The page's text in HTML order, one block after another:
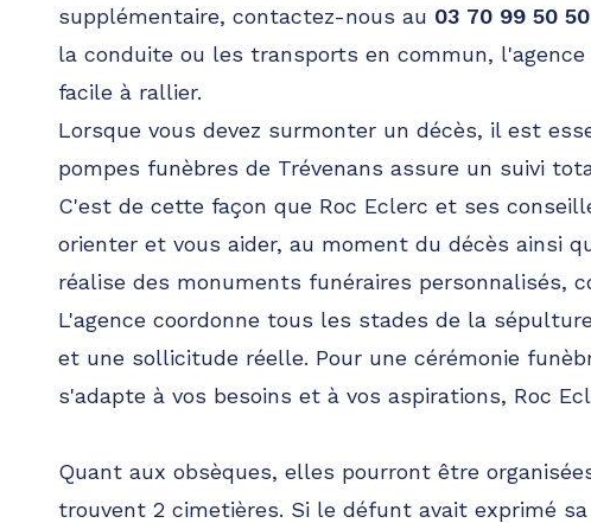
supplémentaire, contactez-nous au 03 70 99 50 50
la conduite ou les transports en commun,
facile à rallier.
Lorsque vous devez surmonter un décès, il est
pompes funèbres de Trévenans assure un suivi
C'est de cette façon que Roc Eclerc et ses
orienter et vous aider, au moment du décès ainsi
réalise des monuments funéraires personnalisés,
L'agence coordonne tous les stades de la
et une sollicitude réelle. Pour une cérémonie
s'adapte à vos besoins et à vos aspirations, Roc
Quant aux obsèques, elles pourront être
trouvent 2 cimetières. Si le défunt avait exprimé